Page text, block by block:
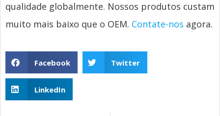
qualidade globalmente. Nossos produtos custam
muito mais baixo que o OEM. Contate-nos agora.
Facebook Twitter
LinkedIn